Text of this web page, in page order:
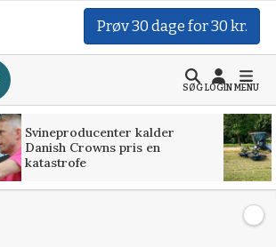
Prøv 30 dage for 30 kr.
SØGLOGINMENU
Svineproducenter kalder
Danish Crowns pris en
katastrofe